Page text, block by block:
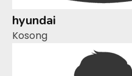
hyundai
Kosong